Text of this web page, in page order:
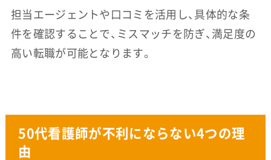
担当エージェントや口コミを活用し、具体的な条
件を確認することで、ミスマッチを防ぎ、満足度の
高い転職が可能となります。
50代看護師が不利にならない4つの理
由